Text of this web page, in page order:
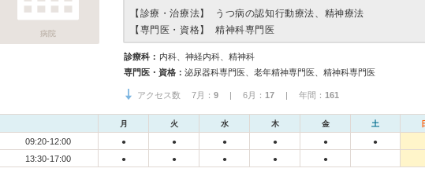
病院
【診療・治療法】
うつ病の認知行動療法、精神療法
【専門医・資格】
精神科専門医
診療科： 内科、神経内科、精神科
専門医・資格： 泌尿器科専門医、老年精神専門医、精神科専門医
アクセス数 7月： 9 | 6月： 17 | 年間： 161
月 火 水 木 金 土
09:20-12:00 ● ● ● ● ● ●
13:30-17:00 ● ● ● ● ●